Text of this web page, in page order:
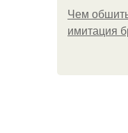
Чем
имитация